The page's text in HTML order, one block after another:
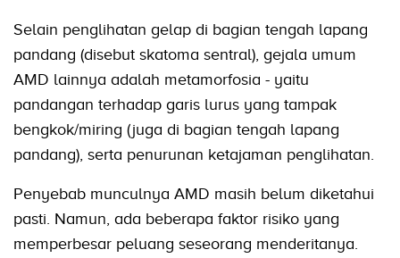
Selain penglihatan gelap di bagian tengah lapang
pandang (disebut skatoma sentral), gejala umum
AMD lainnya adalah metamorfosia - yaitu
pandangan terhadap garis lurus yang tampak
bengkok/miring (juga di bagian tengah lapang
pandang), serta penurunan ketajaman penglihatan.
Penyebab munculnya AMD masih belum diketahui
pasti. Namun, ada beberapa faktor risiko yang
memperbesar peluang seseorang menderitanya.